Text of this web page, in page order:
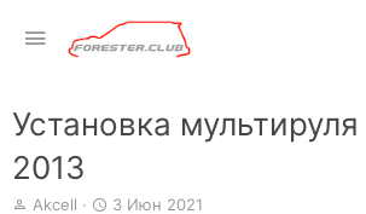
Установка
2013
А
Akcell
Д
3 Июн 2021